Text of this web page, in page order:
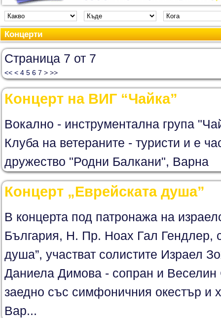
Концерти
Страница 7 от 7
<< < 4 5 6 7 > >>
Концерт на ВИГ “Чайка”
Вокално - инструментална група
Клуба на ветераните - туристи и е
дружество "Родни Балкани", Варна
Концерт „Еврейската душа”
В концерта под патронажа на
България, Н. Пр. Ноах Гал Гендлер,
душа”, участват солистите Израел
Даниела Димова - сопран и Веселин
заедно със симфоничния окестър и
Вар...